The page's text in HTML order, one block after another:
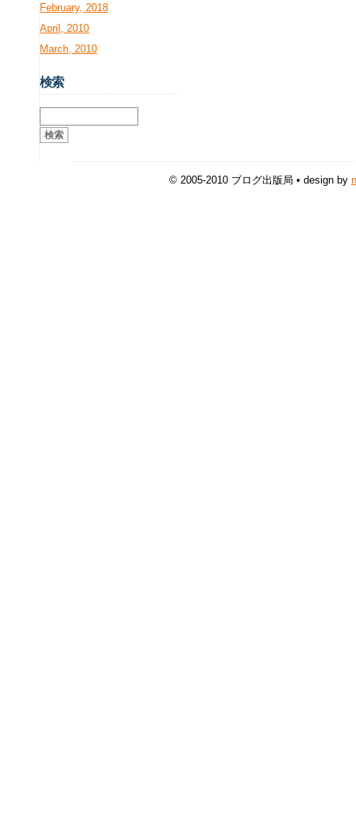
February, 2018
April, 2010
March, 2010
検索
© 2005-2010 ブログ出版局 • design by